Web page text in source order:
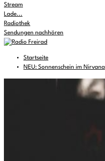
Stream
Lade...
Radiothek
Sendungen nachhören
Startseite
NEU: Sonnenschein im Nirvana